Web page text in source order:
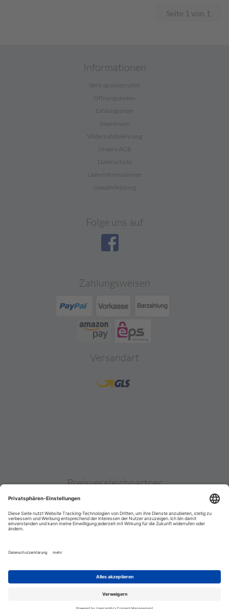
Seite 1 von 1
Informationen
Vertrag widerrufen
Öffnungszeiten
Zahlungsarten
Impressum
Widerrufsbelehrung
Unsere AGB
Datenschutz
Lieferinformationen
Gewährleistung
Folge uns auf
Zahlungsweisen
Versandart
Preisvergleichpartner